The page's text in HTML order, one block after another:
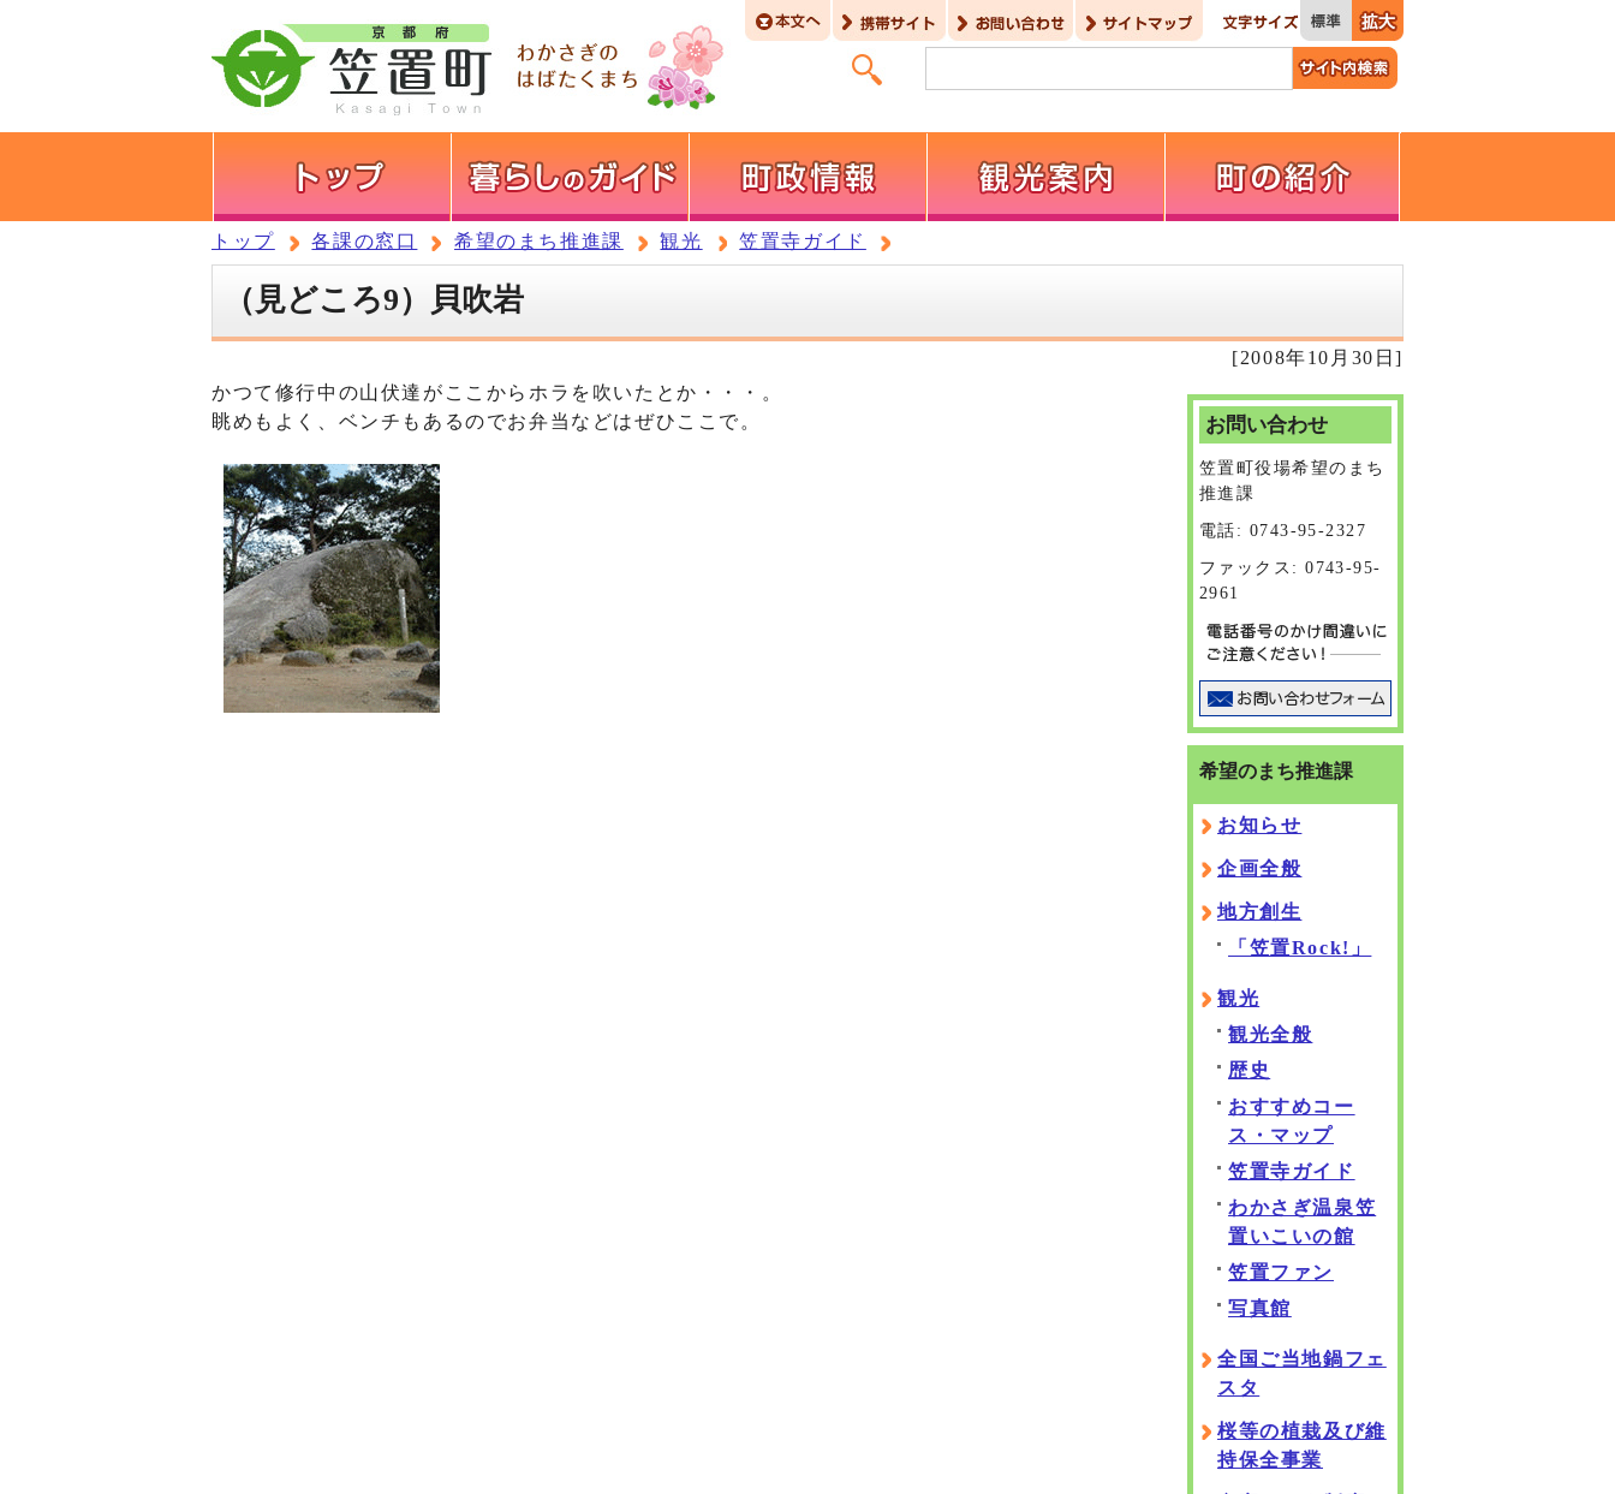
トップ 各課の窓口 希望のまち推進課 観光 笠置寺ガイド
（見どころ9）貝吹岩
[2008年10月30日]
かつて修行中の山伏達がここからホラを吹いたとか・・・。
眺めもよく、ベンチもあるのでお弁当などはぜひここで。
お問い合わせ
笠置町役場希望のまち
推進課
電話: 0743-95-2327
ファックス: 0743-95-
2961
希望のまち推進課
お知らせ
企画全般
地方創生
「笠置Rock!」
観光
観光全般
歴史
おすすめコー
ス・マップ
笠置寺ガイド
わかさぎ温泉笠
置いこいの館
笠置ファン
写真館
全国ご当地鍋フェ
スタ
桜等の植栽及び維
持保全事業